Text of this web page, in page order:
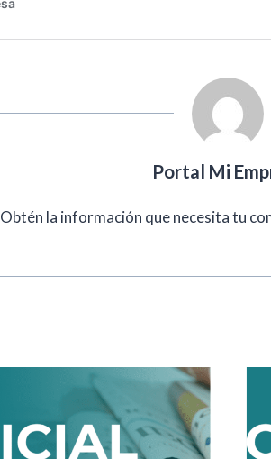
Portal Mi
Obtén la información que necesita tu